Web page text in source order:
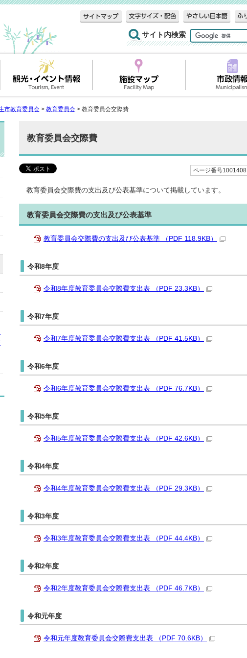
サイト内検索
市教育委員会> 教育委員会> 教育委員会交際費
教育委員会交際費
ページ番号1001408
教育委員会交際費の支出及び公表基準について掲載しています。
教育委員会交際費の支出及び公表基準
教育委員会交際費の支出及び公表基準 （PDF 118.9KB）
令和8年度
令和8年度教育委員会交際費支出表 （PDF 23.3KB）
令和7年度
令和7年度教育委員会交際費支出表 （PDF 41.5KB）
令和6年度
令和6年度教育委員会交際費支出表 （PDF 76.7KB）
令和5年度
令和5年度教育委員会交際費支出表 （PDF 42.6KB）
令和4年度
令和4年度教育委員会交際費支出表 （PDF 29.3KB）
令和3年度
令和3年度教育委員会交際費支出表 （PDF 44.4KB）
令和2年度
令和2年度教育委員会交際費支出表 （PDF 46.7KB）
令和元年度
令和元年度教育委員会交際費支出表 （PDF 70.6KB）